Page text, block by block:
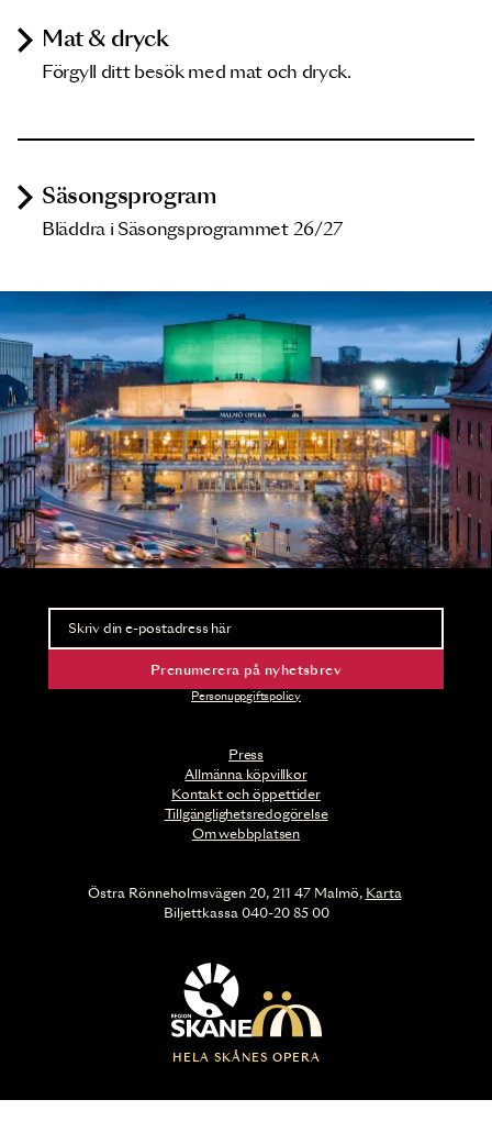
Mat & dryck
Förgyll ditt besök med mat och dryck.
Säsongsprogram
Bläddra i Säsongsprogrammet 26/27
Press
Allmänna köpvillkor
Kontakt och öppettider
Tillgänglighetsredogörelse
Om webbplatsen
Nyhetsbrev
Ta del av förhandsinformation och biljettsläpp.
Prenumerera på nyhetsbrev
Personuppgiftspolicy
HELA SKÅNES OPERA
Östra Rönneholmsvägen 20, 211 47 Malmö, Karta
Biljettkassa 040-20 85 00